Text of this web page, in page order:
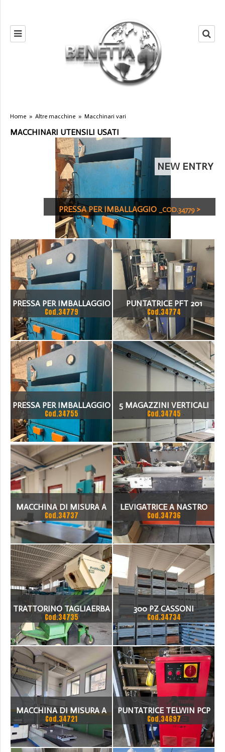
Home » Altre macchine » Macchinari vari
MACCHINARI UTENSILI USATI
NEW ENTRY
PRESSA PER IMBALLAGGIO _COD.34779 >
PRESSA PER IMBALLAGGIO
Cod.34779
PUNTATRICE PFT 201
Cod.34774
PRESSA PER IMBALLAGGIO
ALBA PRESSE
Cod.34755
5 MAGAZZINI VERTICALI
AUTOMATICI KARDEX
SHUTTLE,
Cod.34745
MACCHINA DI MISURA A
COORDINATE (CMM) A
PONTE MOBILE
Cod.34737
LEVIGATRICE A NASTRO
FINTEC
Cod.34736
TRATTORINO TAGLIAERBA
AMAZONE CON
RACCOGLITORE D'ERBA
Cod.34735
300 PZ CASSONI
Cod.34734
MACCHINA DI MISURA A
PORTALE CATRIM 6 N CNC
Cod.34721
PUNTATRICE TELWIN PCP
28
Cod.34697